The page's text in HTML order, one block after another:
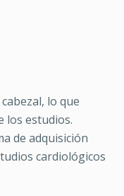
lo que
los estudios.
de adquisición
cardiológicos